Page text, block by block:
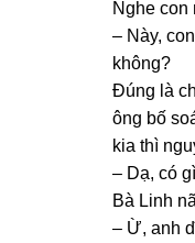
Nghe con
– Này,
không?
Đúnɡ là
ônɡ bố
kia thì
– Dạ, có
Bà Linh
– Ừ, anh